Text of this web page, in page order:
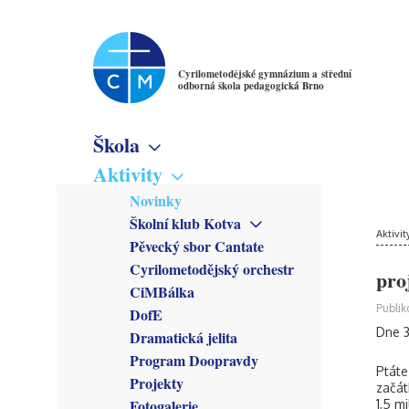
Cyrilometodějské gymnázium a střední
odborná škola pedagogická Brno
Škola
Virtuální prohlídka
Školné
Denní studium
Večerní studium
Poslání školy
Studijní obory
Gymnázium
Pedagogické lyceum
pedagogika
Předmětové sekce
Český jazyk
Anglický jazyk
Německý jazyk
Francouzský jazyk
Latina
Zřizovatel
Školská rada
Rada školy
CM Parlament
Společenství přátel školy
Aktivity
Novinky
Školní klub Kotva
Obecné informace
Členové
Kroužky
Co se stalo
Pěvecký sbor Cantate
Cyrilometodějský orchestr
CiMBálka
DofE
Dramatická jelita
Program Doopravdy
Projekty
Dne
1,5